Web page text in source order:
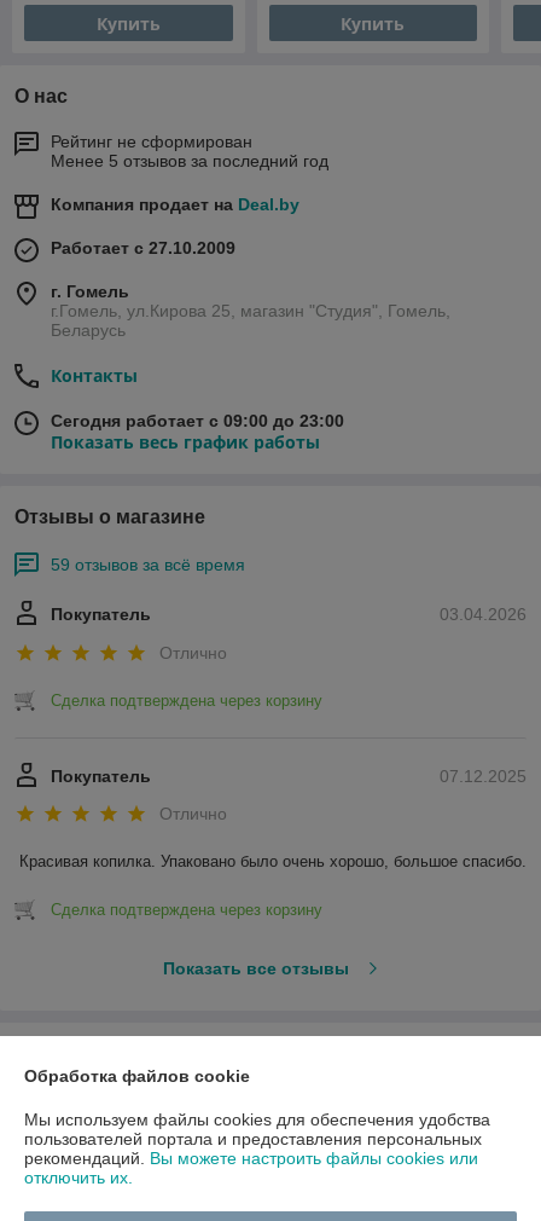
Купить Купить
О нас
Рейтинг не сформирован
Менее 5 отзывов за последний год
Компания продает на Deal.by
Работает с 27.10.2009
г. Гомель
г.Гомель, ул.Кирова 25, магазин "Студия", Гомель,
Беларусь
Контакты
Сегодня работает с 09:00 до 23:00
Показать весь график работы
Отзывы о магазине
59 отзывов за всё время
03.04.2026
Покупатель
Отлично
Сделка подтверждена через корзину
07.12.2025
Покупатель
Отлично
Красивая копилка. Упаковано было очень хорошо, большое спасибо.
Сделка подтверждена через корзину
Показать все отзывы
Доставка и оплата
Обработка файлов cookie
Мы используем файлы cookies для обеспечения удобства
пользователей портала и предоставления персональных
рекомендаций. Вы можете настроить файлы cookies или
отключить их.